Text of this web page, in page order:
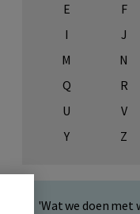
E
F
I
J
M
N
Q
R
U
V
Y
Z
'Wat we doen met